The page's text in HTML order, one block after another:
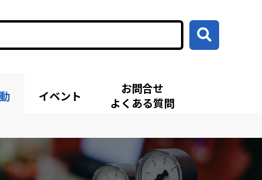
イベント
お問合せ
よくある質問